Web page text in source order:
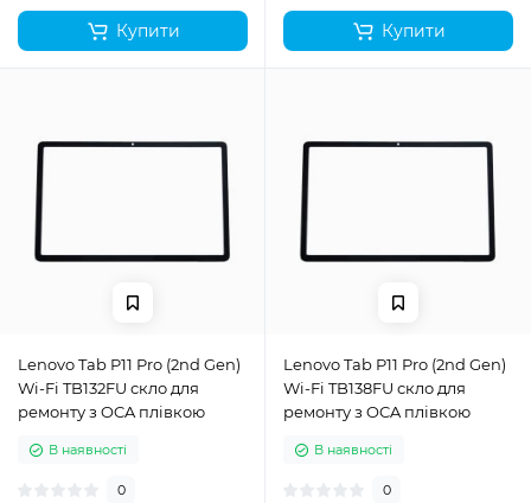
Купити Купити
Lenovo Tab P11 Pro (2nd Gen)
Wi-Fi TB132FU скло для
ремонту з OCA плівкою
В наявності
0
Lenovo Tab P11 Pro (2nd Gen)
Wi-Fi TB138FU скло для
ремонту з OCA плівкою
В наявності
0